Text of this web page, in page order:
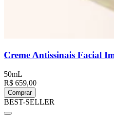
Creme Antissinais Facial
50mL
R$ 659,00
Comprar
BEST-SELLER